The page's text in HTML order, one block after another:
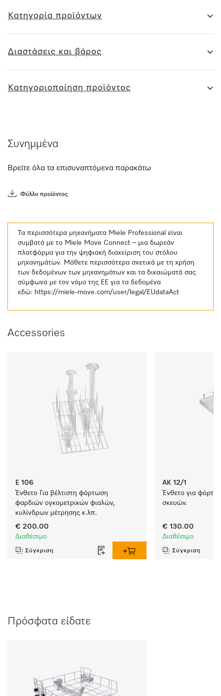
Κατηγορία προϊόντων
Διαστάσεις και βάρος
Κατηγοριοποίηση προϊόντος
Συνημμένα
Βρείτε όλα τα επισυναπτόμενα παρακάτω
Φύλλο προϊόντος
Τα περισσότερα μηχανήματα Miele Professional είναι
συμβατά με το Miele Move Connect – μια δωρεάν
πλατφόρμα για την ψηφιακή διαχείριση του στόλου
μηχανημάτων. Μάθετε περισσότερα σχετικά με τη χρήση
των δεδομένων των μηχανημάτων και τα δικαιώματά σας
σύμφωνα με τον νόμο της ΕΕ για τα δεδομένα
εδώ: https://miele-move.com/user/legal/EUdataAct
Accessories
E 106
Ένθετο Για βέλτιστη φόρτωση
φαρδιών ογκομετρικών φιαλών,
κυλίνδρων μέτρησης κ.λπ.
€ 200.00
Διαθέσιμο
Σύγκριση
AK 12/1
Ένθετο για
σκευών.
€ 130.00
Διαθέσιμο
Σύγκριση
Πρόσφατα είδατε